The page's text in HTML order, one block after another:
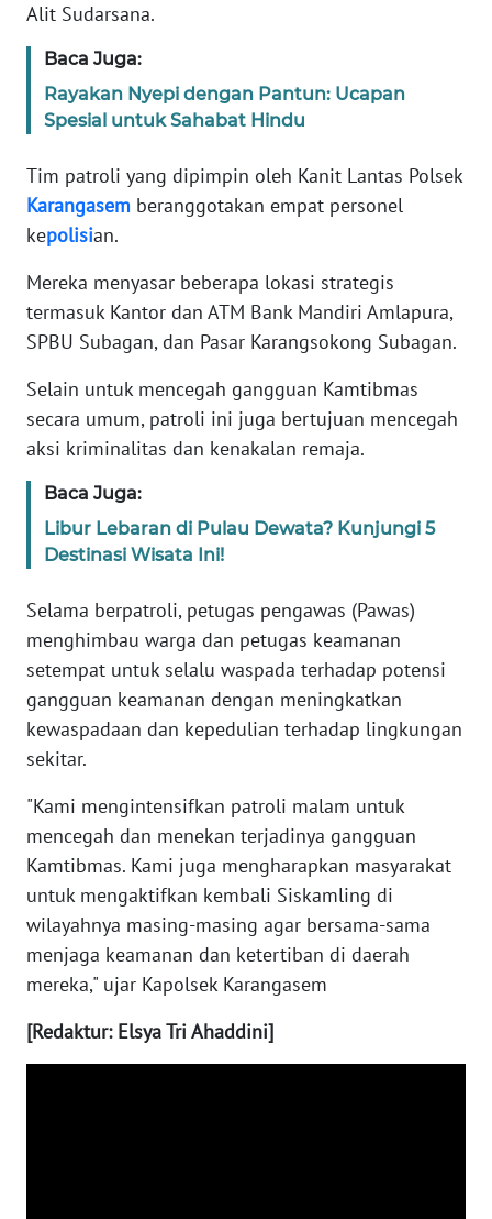
Alit Sudarsana.
Baca Juga:
Rayakan Nyepi dengan Pantun: Ucapan
Spesial untuk Sahabat Hindu
Tim patroli yang dipimpin oleh Kanit Lantas Polsek
Karangasem beranggotakan empat personel
kepolisian.
Mereka menyasar beberapa lokasi strategis
termasuk Kantor dan ATM Bank Mandiri Amlapura,
SPBU Subagan, dan Pasar Karangsokong Subagan.
Selain untuk mencegah gangguan Kamtibmas
secara umum, patroli ini juga bertujuan mencegah
aksi kriminalitas dan kenakalan remaja.
Baca Juga:
Libur Lebaran di Pulau Dewata? Kunjungi 5
Destinasi Wisata Ini!
Selama berpatroli, petugas pengawas (Pawas)
menghimbau warga dan petugas keamanan
setempat untuk selalu waspada terhadap potensi
gangguan keamanan dengan meningkatkan
kewaspadaan dan kepedulian terhadap lingkungan
sekitar.
"Kami mengintensifkan patroli malam untuk
mencegah dan menekan terjadinya gangguan
Kamtibmas. Kami juga mengharapkan masyarakat
untuk mengaktifkan kembali Siskamling di
wilayahnya masing-masing agar bersama-sama
menjaga keamanan dan ketertiban di daerah
mereka," ujar Kapolsek Karangasem
[Redaktur: Elsya Tri Ahaddini]
SUMUT
WN
JAKARTA
JABAR
WN
NTT
WN
KEPRI
WN
PAPUA
BARAT
WN
RIAU
SERAMBI
WN
JAMBI
WN
SULTRA
WN